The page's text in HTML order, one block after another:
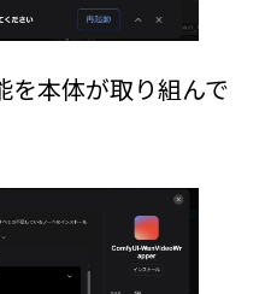
本体が取り組んで